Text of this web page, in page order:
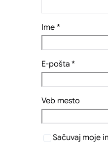
Ime *
E-pošta*
Veb mesto
Sačuvaj moje